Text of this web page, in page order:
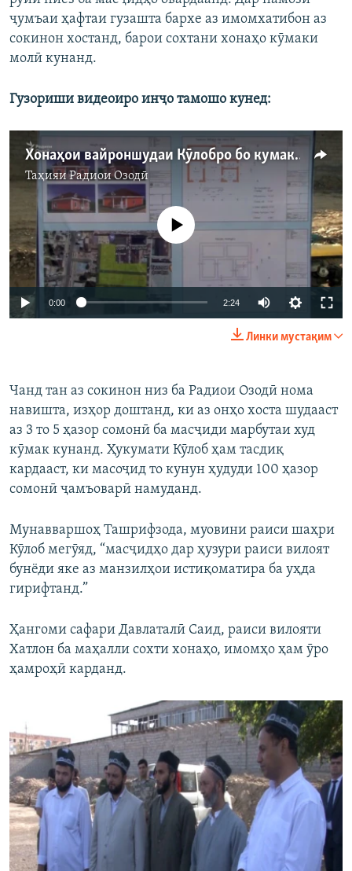
ҷумъаи ҳафтаи гузашта бархе аз имомхатибон аз
сокинон хостанд, барои сохтани хонаҳо кӯмаки
молӣ кунанд.
Гузориши видеоиро инҷо тамошо кунед:
Хонаҳои вайроншудаи Кӯлобро бо кумаки мардум месозанд
ТаҳияиРадиои Озодӣ
720p 1080p
Феълан кор намекунад
0:00 2:24
720p
1080p
Линки мустақим
Чанд тан аз сокинон низ ба Радиои Озодӣ нома
навишта, изҳор доштанд, ки аз онҳо хоста шудааст
аз 3 то 5 ҳазор сомонӣ ба масҷиди марбутаи худ
кӯмак кунанд. Ҳукумати Кӯлоб ҳам тасдиқ
кардааст, ки масоҷид то кунун ҳудуди 100 ҳазор
сомонӣ ҷамъоварӣ намуданд.
Мунавваршоҳ Ташрифзода, муовини раиси шаҳри
Кӯлоб мегӯяд, “масҷидҳо дар ҳузури раиси вилоят
бунёди яке аз манзилҳои истиқоматира ба уҳда
гирифтанд.”
Ҳангоми сафари Давлаталӣ Саид, раиси вилояти
Хатлон ба маҳалли сохти хонаҳо, имомҳо ҳам ӯро
ҳамроҳӣ карданд.